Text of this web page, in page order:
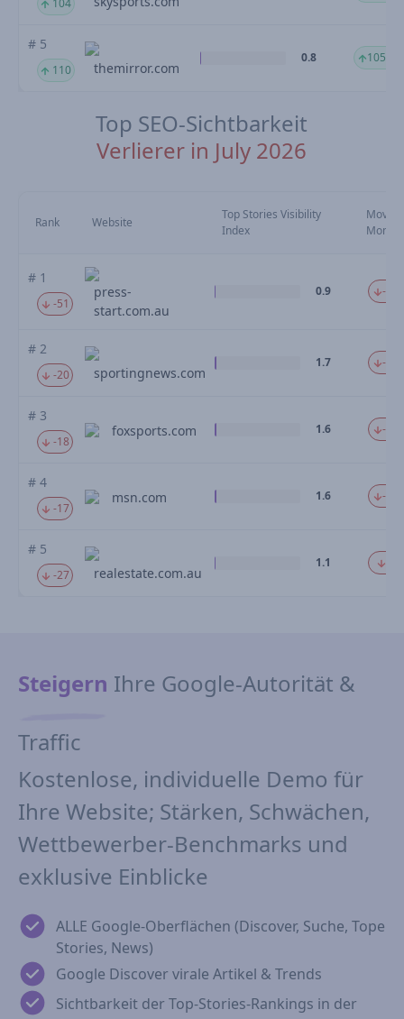
104
# 5
110 themirror.com
0.8 105.57
Top SEO-Sichtbarkeit
Verlierer in July 2026
Rank Website
Top Stories Visibility
Index
Mom
# 1
-51
press-
start.com.au
0.9 -
# 2
-20 sportingnews.com
1.7 -
# 3
-18
foxsports.com 1.6 -
# 4
-17
msn.com 1.6 -
# 5
-27 realestate.com.au
1.1
Steigern Ihre Google-Autorität &
Traffic
Kostenlose, individuelle Demo für
Ihre Website; Stärken, Schwächen,
Wettbewerber-Benchmarks und
exklusive Einblicke
ALLE Google-Oberflächen (Discover, Suche, Tope
Stories, News)
Google Discover virale Artikel & Trends
Sichtbarkeit der Top-Stories-Rankings in der